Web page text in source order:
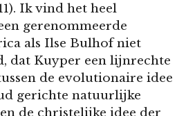
Ik vind het heel
gerenommeerde
als Ilse Bulhof niet
dat Kuyper een lijnrechte
de evolutionaire idee
gerichte natuurlijke
de christelijke idee der